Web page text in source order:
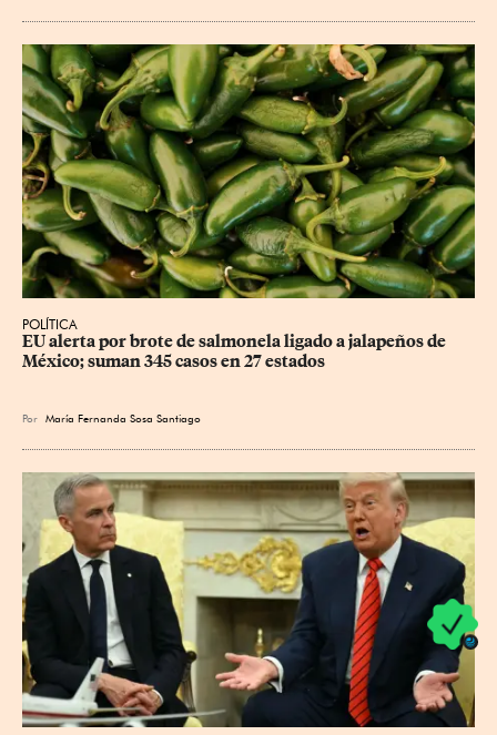
POLÍTICA
EU alerta por brote de salmonela ligado a jalapeños de
México; suman 345 casos en 27 estados
Por María Fernanda Sosa Santiago